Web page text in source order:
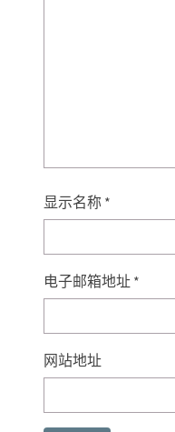
显示名称 *
电子邮箱地址 *
网站地址